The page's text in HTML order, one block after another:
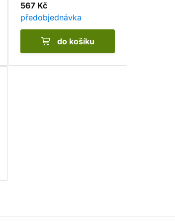
567 Kč
předobjednávka
do košíku